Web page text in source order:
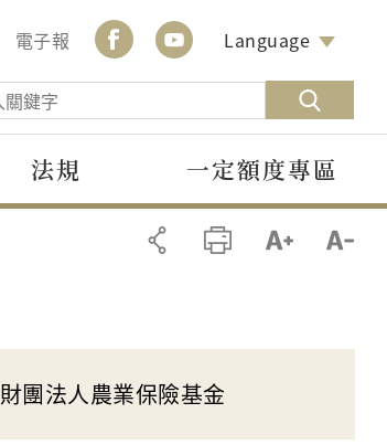
電子報 Language
法規 一定額度專區
財團法人農業保險基金